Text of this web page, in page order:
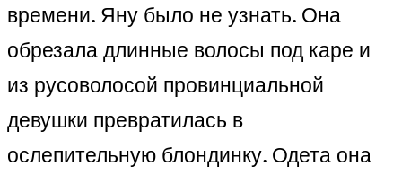
времени. Яну было не узнать. Она
обрезала длинные волосы под каре и
из русоволосой провинциальной
девушки превратилась в
ослепительную блондинку. Одета она